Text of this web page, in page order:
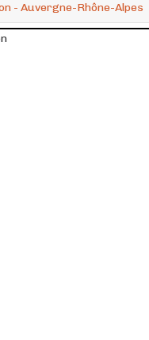
- Auvergne-Rhône-Alpes